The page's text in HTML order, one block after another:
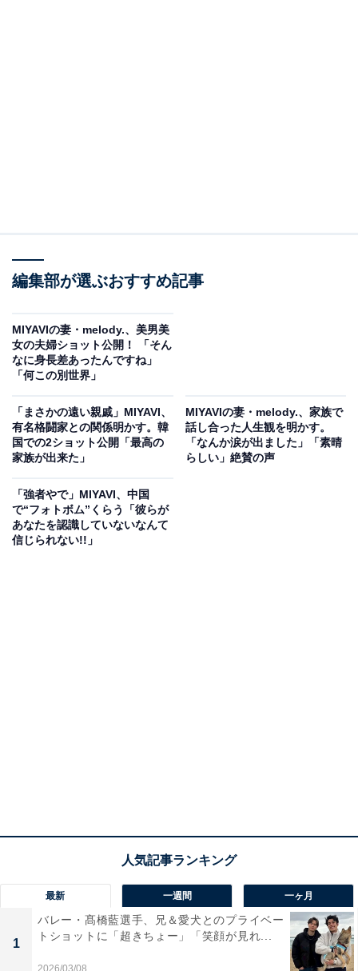
編集部が選ぶおすすめ記事
MIYAVIの妻・melody.、美男美
女の夫婦ショット公開！ 「そん
なに身長差あったんですね」
「何この別世界」
「まさかの遠い親戚」MIYAVI、
有名格闘家との関係明かす。韓
国での2ショット公開「最高の
家族が出来た」
MIYAVIの妻・melody.、家族で
話し合った人生観を明かす。
「なんか涙が出ました」「素晴
らしい」絶賛の声
「強者やで」MIYAVI、中国
で“フォトボム”くらう「彼らが
あなたを認識していないなんて
信じられない!!」
最新 一週間 一ヶ月
1
バレー・髙橋藍選手、兄＆愛犬とのプライベー
トショットに「超きちょー」「笑顔が見れ...